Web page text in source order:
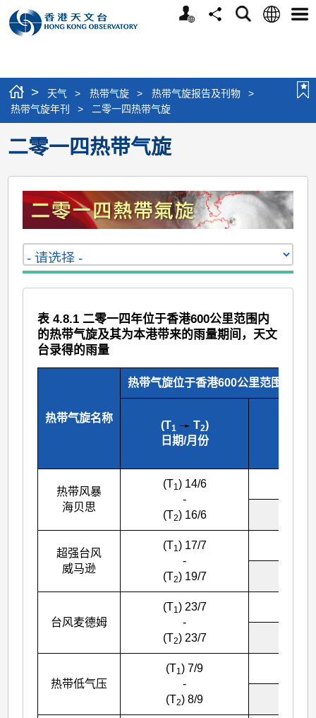
个
分
搜
语
选
> 天气 > 热带气旋 > 热带气旋报告及刊物
>
热带气旋年刊
> 二零一四热带气旋
二零一四热带气旋
表 4.8.1 二零一四年位于香港600公里范围内
的热带气旋及其为本港带来的雨量期间，天文
台录得的雨量
热带气旋名称
热带气旋位于香港600公里范围内的
(T1 T2)
日期/月份
热带风暴
海贝思
(T1) 14/6
-
(T2) 16/6
超强台风
威马逊
(T1) 17/7
-
(T2) 19/7
台风麦德姆
(T1) 23/7
-
(T2) 23/7
热带低气压
(T1) 7/9
-
(T2) 8/9